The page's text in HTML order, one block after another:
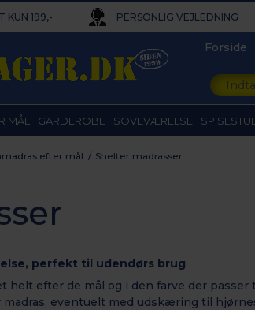
KUN 199,- PERSONLIG VEJLEDNING
Forside
MÅL GARDEROBE SOVEVÆRELSE
efter mål / Shelter madrasser
perfekt til udendørs brug
helt efter de mål og i den farve der
eventuelt med udskæring til